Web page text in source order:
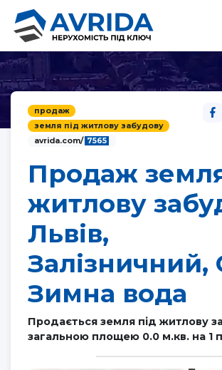
продаж
земля під житлову забудову
avrida.com/ 7565
Продаж
житлову
Львів,
Залізничний,
Зимна вода
Продається земля під житлову
загальною площею 0.0 м.кв. на 1